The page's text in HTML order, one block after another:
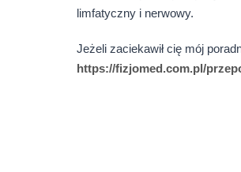
limfatyczny i nerwowy.
Jeżeli zaciekawił cię mój
https://fizjomed.com.pl/